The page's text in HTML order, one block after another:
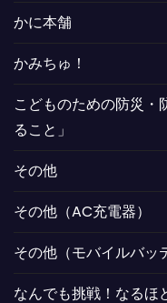
かに本舗
かみちゅ！
こどものための防災・
ること」
その他
その他（AC充電器）
その他（モバイルバッ
なんでも挑戦！なるほ